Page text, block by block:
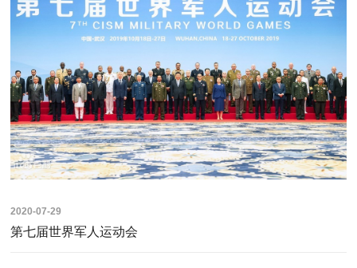
2020-07-29
第七届世界军人运动会